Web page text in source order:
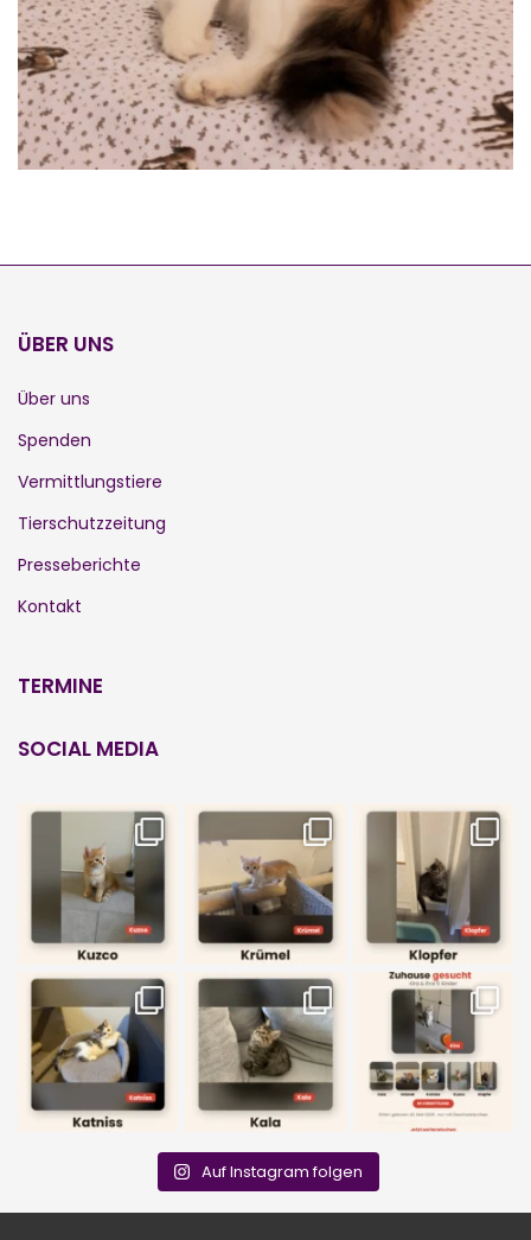
ÜBER UNS
Über uns
Spenden
Vermittlungstiere
Tierschutzzeitung
Presseberichte
Kontakt
TERMINE
SOCIAL MEDIA
Auf Instagram folgen